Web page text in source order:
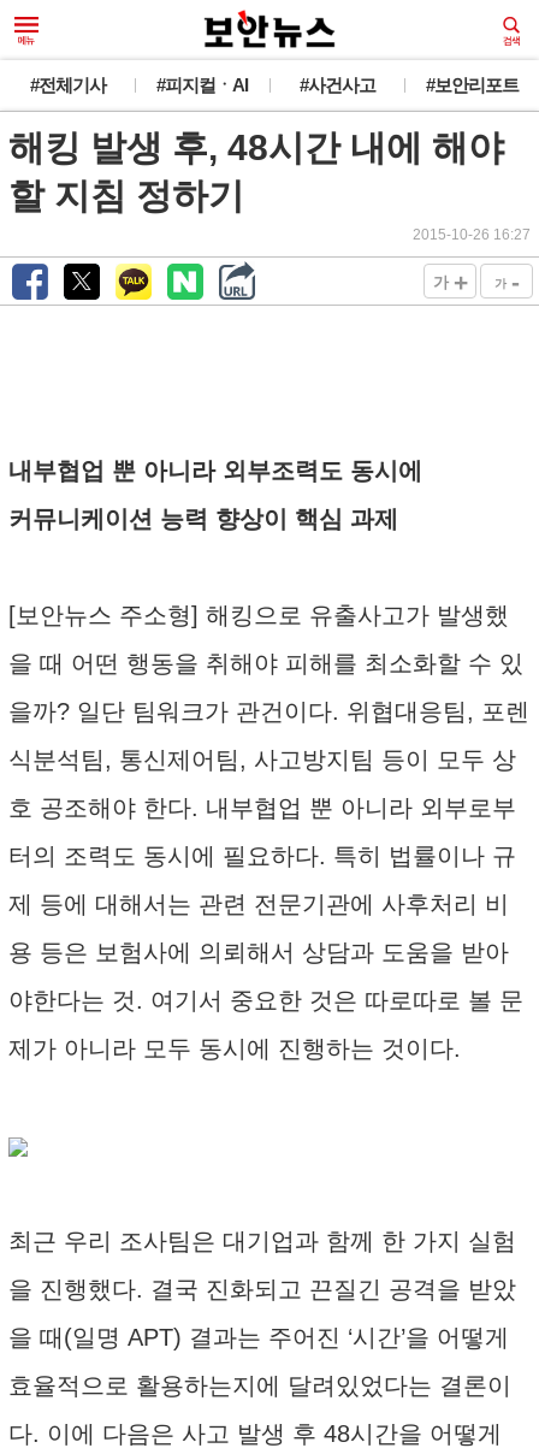
#전체기사 #피지컬ㆍAI #사건사고 #보안리포트
해킹 발생 후, 48시간 내에 해야
할 지침 정하기
2015-10-26 16:27
가 + 가 -
내부협업 뿐 아니라 외부조력도 동시에
커뮤니케이션 능력 향상이 핵심 과제
[보안뉴스 주소형] 해킹으로 유출사고가 발생했
을 때 어떤 행동을 취해야 피해를 최소화할 수 있
을까? 일단 팀워크가 관건이다. 위협대응팀, 포렌
식분석팀, 통신제어팀, 사고방지팀 등이 모두 상
호 공조해야 한다. 내부협업 뿐 아니라 외부로부
터의 조력도 동시에 필요하다. 특히 법률이나 규
제 등에 대해서는 관련 전문기관에 사후처리 비
용 등은 보험사에 의뢰해서 상담과 도움을 받아
야한다는 것. 여기서 중요한 것은 따로따로 볼 문
제가 아니라 모두 동시에 진행하는 것이다.
최근 우리 조사팀은 대기업과 함께 한 가지 실험
을 진행했다. 결국 진화되고 끈질긴 공격을 받았
을 때(일명 APT) 결과는 주어진 ‘시간’을 어떻게
효율적으로 활용하는지에 달려있었다는 결론이
다. 이에 다음은 사고 발생 후 48시간을 어떻게